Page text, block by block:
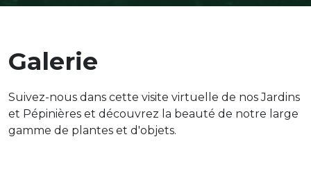
Galerie
Suivez-nous dans cette visite virtuelle de nos Jardins
et Pépinières et découvrez la beauté de notre large
gamme de plantes et d'objets.